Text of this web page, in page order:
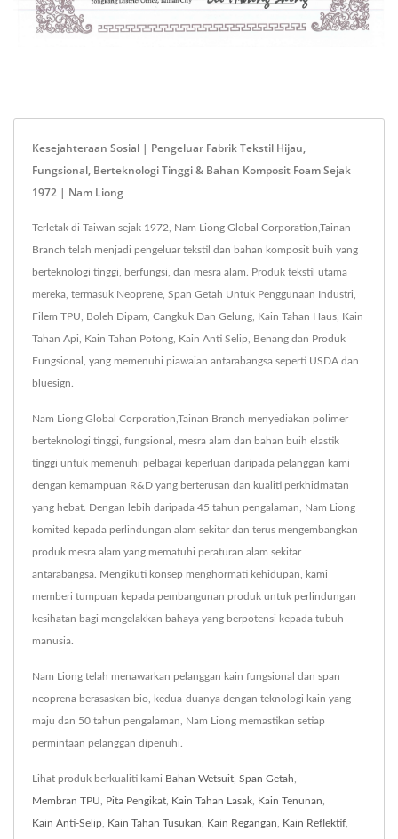
Kesejahteraan Sosial | Pengeluar Fabrik Tekstil Hijau,
Fungsional, Berteknologi Tinggi & Bahan Komposit Foam Sejak
1972 | Nam Liong
Terletak di Taiwan sejak 1972, Nam Liong Global Corporation,Tainan
Branch telah menjadi pengeluar tekstil dan bahan komposit buih yang
berteknologi tinggi, berfungsi, dan mesra alam. Produk tekstil utama
mereka, termasuk Neoprene, Span Getah Untuk Penggunaan Industri,
Filem TPU, Boleh Dipam, Cangkuk Dan Gelung, Kain Tahan Haus, Kain
Tahan Api, Kain Tahan Potong, Kain Anti Selip, Benang dan Produk
Fungsional, yang memenuhi piawaian antarabangsa seperti USDA dan
bluesign.
Nam Liong Global Corporation,Tainan Branch menyediakan polimer
berteknologi tinggi, fungsional, mesra alam dan bahan buih elastik
tinggi untuk memenuhi pelbagai keperluan daripada pelanggan kami
dengan kemampuan R&D yang berterusan dan kualiti perkhidmatan
yang hebat. Dengan lebih daripada 45 tahun pengalaman, Nam Liong
komited kepada perlindungan alam sekitar dan terus mengembangkan
produk mesra alam yang mematuhi peraturan alam sekitar
antarabangsa. Mengikuti konsep menghormati kehidupan, kami
memberi tumpuan kepada pembangunan produk untuk perlindungan
kesihatan bagi mengelakkan bahaya yang berpotensi kepada tubuh
manusia.
Nam Liong telah menawarkan pelanggan kain fungsional dan span
neoprena berasaskan bio, kedua-duanya dengan teknologi kain yang
maju dan 50 tahun pengalaman, Nam Liong memastikan setiap
permintaan pelanggan dipenuhi.
Lihat produk berkualiti kami Bahan Wetsuit, Span Getah,
Membran TPU, Pita Pengikat, Kain Tahan Lasak, Kain Tenunan,
Kain Anti-Selip, Kain Tahan Tusukan, Kain Regangan, Kain Reflektif,